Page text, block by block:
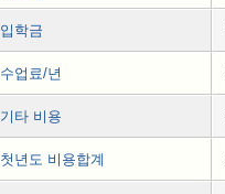
입학금
수업료/년
기타 비용
첫년도 비용합계